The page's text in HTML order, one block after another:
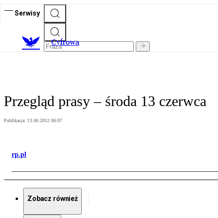
Serwisy
Cyfrowa
Przegląd prasy – środa 13 czerwca
Publikacja: 13.06.2012 06:07
rp.pl
Zobacz również